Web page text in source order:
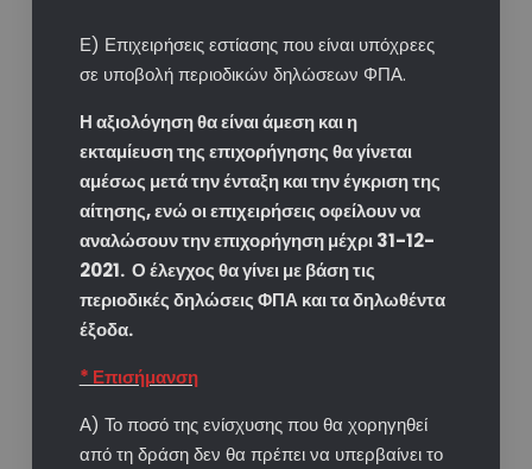
Ε) Επιχειρήσεις εστίασης που είναι υπόχρεες
σε υποβολή περιοδικών δηλώσεων ΦΠΑ.
Η αξιολόγηση θα είναι άμεση και η
εκταμίευση της επιχορήγησης θα γίνεται
αμέσως μετά την ένταξη και την έγκριση της
αίτησης, ενώ οι επιχειρήσεις οφείλουν να
αναλώσουν την επιχορήγηση μέχρι 31-12-
2021. Ο έλεγχος θα γίνει με βάση τις
περιοδικές δηλώσεις ΦΠΑ και τα δηλωθέντα
έξοδα.
* Επισήμανση
Α) Το ποσό της ενίσχυσης που θα χορηγηθεί
από τη δράση δεν θα πρέπει να υπερβαίνει το